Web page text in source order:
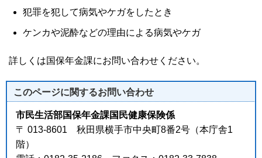
犯罪を犯して病気やケガをしたとき
ケンカや泥酔などの理由による病気やケガ
詳しくは国保年金課にお問い合わせください。
このページに関するお問い合わせ
市民生活部国保年金課国民健康保険係
〒 013-8601 秋田県横手市中央町8番2号（本庁舎1
階）